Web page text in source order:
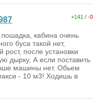
+141 / -0
кабина очень
буса такой нет,
после установки
дырку, А если поставить
машины нет. Обьем
- 10 м3! Ходишь в